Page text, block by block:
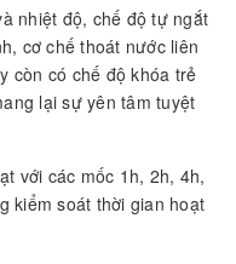
nhiệt độ, chế độ tự ngắt
cơ chế thoát nước liên
còn có chế độ khóa trẻ
lại sự yên tâm tuyệt
với các mốc 1h, 2h, 4h,
kiểm soát thời gian hoạt